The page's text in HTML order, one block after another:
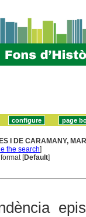
I DE CARAMANY,
the search]
[Default]